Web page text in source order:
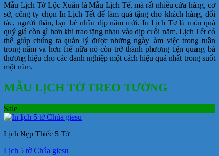
Mẫu Lịch Tờ Lộc Xuân là Mẫu Lịch Tết mà rất nhiều cửa hàng, cơ
sở, công ty chọn In Lịch Tết để làm quà tặng cho khách hàng, đối
tác, người thân, bạn bè nhân dịp năm mới. In Lịch Tờ là món quà
quý giá còn gì hơn khi trao tặng nhau vào dịp cuối năm. Lịch Tết có
thể giúp chúng ta quản lý được những ngày làm việc trong tuần
trong năm và hơn thế nữa nó còn trở thành phương tiện quảng bá
thương hiệu cho các danh nghiệp một cách hiệu quả nhất trong suốt
một năm.
MẪU LỊCH TỜ TREO TƯỜNG
Sale
Lịch Nẹp Thiếc 5 Tờ
Lịch 5 tờ Chúa giesu